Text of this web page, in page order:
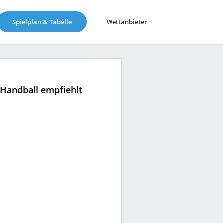
Spielplan & Tabelle(current) Wettanbieter
empfiehlt